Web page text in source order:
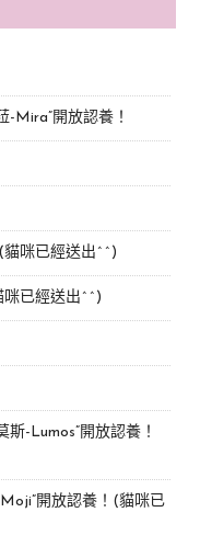
-Mira”開放認養！
貓咪已經送出^^)
咪已經送出^^)
-Lumos”開放認養！
開放認養！(貓咪已